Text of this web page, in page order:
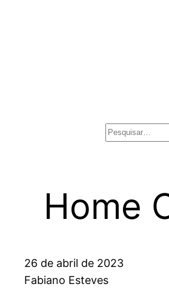
Home
26 de abril de 2023
Fabiano Esteves